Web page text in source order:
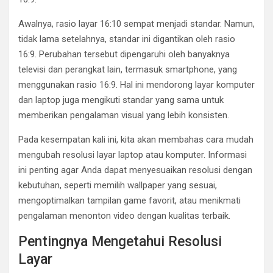
Awalnya, rasio layar 16:10 sempat menjadi standar. Namun,
tidak lama setelahnya, standar ini digantikan oleh rasio
16:9. Perubahan tersebut dipengaruhi oleh banyaknya
televisi dan perangkat lain, termasuk smartphone, yang
menggunakan rasio 16:9. Hal ini mendorong layar komputer
dan laptop juga mengikuti standar yang sama untuk
memberikan pengalaman visual yang lebih konsisten.
Pada kesempatan kali ini, kita akan membahas cara mudah
mengubah resolusi layar laptop atau komputer. Informasi
ini penting agar Anda dapat menyesuaikan resolusi dengan
kebutuhan, seperti memilih wallpaper yang sesuai,
mengoptimalkan tampilan game favorit, atau menikmati
pengalaman menonton video dengan kualitas terbaik.
Pentingnya Mengetahui Resolusi
Layar